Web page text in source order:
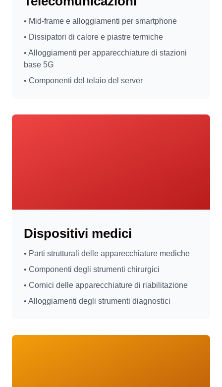
• Mid-frame e alloggiamenti per smartphone
• Dissipatori di calore e piastre termiche
• Alloggiamenti per apparecchiature di stazioni
base 5G
• Componenti del telaio del server
Dispositivi medici
• Parti strutturali delle apparecchiature mediche
• Componenti degli strumenti chirurgici
• Cornici delle apparecchiature di riabilitazione
• Alloggiamenti degli strumenti diagnostici